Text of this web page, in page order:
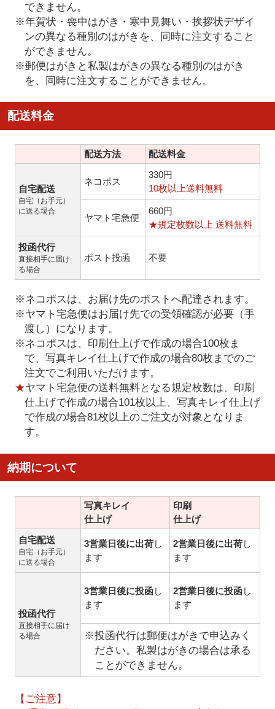
できません。
※年賀状・喪中はがき・寒中見舞い・挨拶状デザイ
ンの異なる種別のはがきを、同時に注文すること
ができません。
※郵便はがきと私製はがきの異なる種別のはがき
を、同時に注文することができません。
配送料金
配送方法 配送料金
自宅配送
自宅（お手元）
に送る場合
ネコポス
330円
10枚以上送料無料
ヤマト宅急便
660円
★規定枚数以上 送料無料
投函代行
直接相手に届け
る場合
ポスト投函 不要
※ネコポスは、お届け先のポストへ配達されます。
※ヤマト宅急便はお届け先での受領確認が必要（手
渡し）になります。
※ネコポスは、印刷仕上げで作成の場合100枚ま
で、写真キレイ仕上げで作成の場合80枚までのご
注文でご利用いただけます。
★ヤマト宅急便の送料無料となる規定枚数は、印刷
仕上げで作成の場合101枚以上、写真キレイ仕上げ
で作成の場合81枚以上のご注文が対象となりま
す。
納期について
写真キレイ
仕上げ
印刷
仕上げ
自宅配送
自宅（お手元）
に送る場合
3営業日後に出荷し
ます
2営業日後に出荷し
ます
投函代行
直接相手に届け
る場合
3営業日後に投函し
ます
2営業日後に投函し
ます
※投函代行は郵便はがきで申込みく
ださい。私製はがきの場合は承る
ことができません。
【ご注意】